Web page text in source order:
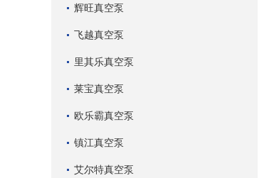
辉旺真空泵
飞越真空泵
里其乐真空泵
莱宝真空泵
欧乐霸真空泵
镇江真空泵
艾尔特真空泵